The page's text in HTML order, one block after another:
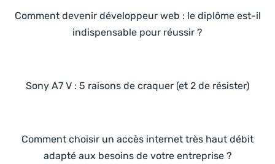
Comment devenir développeur web : le diplôme est-il
indispensable pour réussir ?
Sony A7 V : 5 raisons de craquer (et 2 de résister)
Comment choisir un accès internet très haut débit
adapté aux besoins de votre entreprise ?